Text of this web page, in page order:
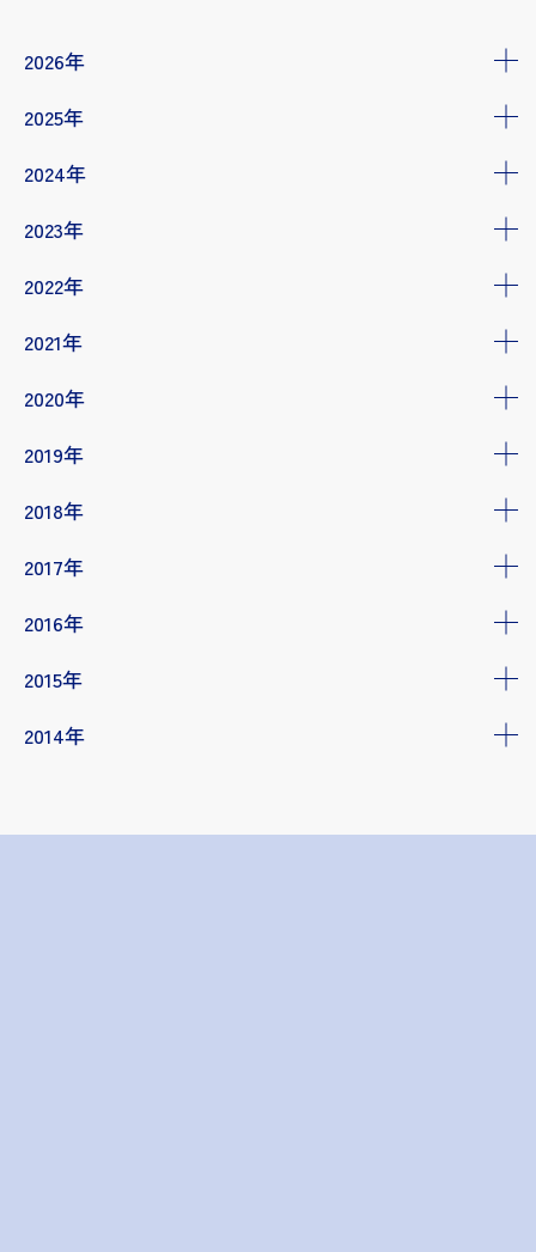
2026年
2025年
2024年
2023年
2022年
2021年
2020年
2019年
2018年
2017年
2016年
2015年
2014年